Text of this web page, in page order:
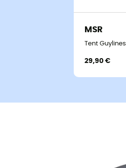
MSR
Tent Guylines
29,90 €